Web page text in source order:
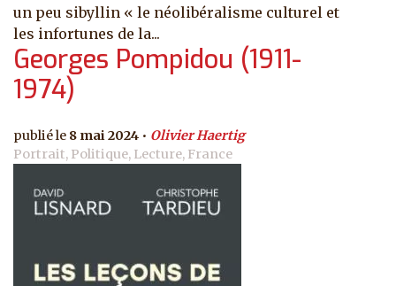
un peu sibyllin « le néolibéralisme culturel et
les infortunes de la...
Georges Pompidou (1911-
1974)
8 mai 2024
Olivier Haertig
Portrait, Politique, Lecture, France